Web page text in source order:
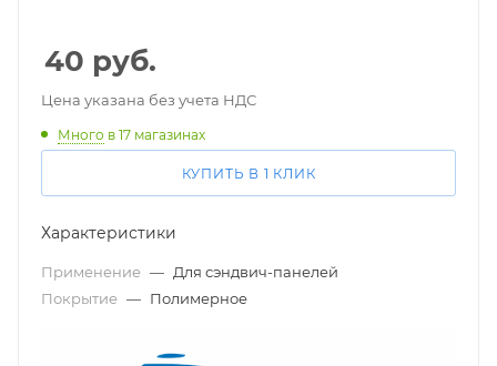
40 руб.
Цена указана без учета НДС
Много в 17 магазинах
КУПИТЬ В 1 КЛИК
Характеристики
Применение — Для сэндвич-панелей
Покрытие — Полимерное